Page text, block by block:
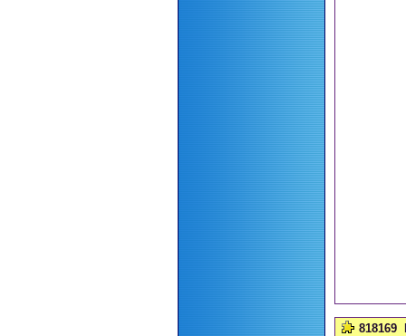
818169